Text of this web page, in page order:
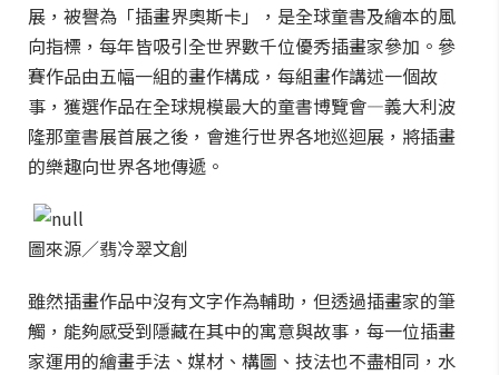
展，被譽為「插畫界奧斯卡」，是全球童書及繪本的風
向指標，每年皆吸引全世界數千位優秀插畫家參加。參
賽作品由五幅一組的畫作構成，每組畫作講述一個故
事，獲選作品在全球規模最大的童書博覽會—義大利波
隆那童書展首展之後，會進行世界各地巡迴展，將插畫
的樂趣向世界各地傳遞。
圖來源／翡冷翠文創
雖然插畫作品中沒有文字作為輔助，但透過插畫家的筆
觸，能夠感受到隱藏在其中的寓意與故事，每一位插畫
家運用的繪畫手法、媒材、構圖、技法也不盡相同，水